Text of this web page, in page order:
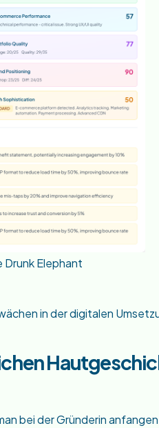
Elephant
in der digitalen
bei der Gründerin